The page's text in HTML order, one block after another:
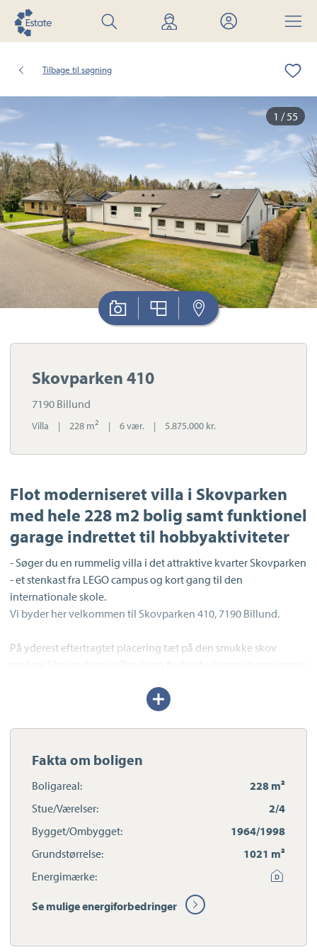
Søg
bolig
Find
mægler
Mit
Estate
Menu
Tilbage til søgning
1 / 55
Skovparken 410
7190 Billund
Villa | 228 m2 | 6 vær. | 5.875.000 kr.
Flot moderniseret villa i Skovparken
med hele 228 m2 bolig samt funktionel
garage indrettet til hobbyaktiviteter
- Søger du en rummelig villa i det attraktive kvarter Skovparken
- et stenkast fra LEGO campus og kort gang til den
internationale skole.
Vi byder her velkommen til Skovparken 410, 7190 Billund.
På yderest eftertragtet placering tæt på den smukke skov
Boligen er opført i 1964 og tilbygget i 1998, hvilket giver et
planløsning og masser af plads til den store familie.
Her får du blandt andet to badeværelser, hvilket gør hverdagen
nem og fleksibel.
Stort og lækkert renoveret køkken-alrum med plads til både
afslapning og hygge samt masser af plads til at lave mad - og et
fantastisk dagslys fra det store ovenlys vindue.
Udvid/skjul
tekst
Fakta om boligen
Boligareal:
228 m²
Stue/Værelser:
2/4
Bygget/Ombygget:
1964/1998
Grundstørrelse:
1021 m²
Energimærke:
Se mulige energiforbedringer